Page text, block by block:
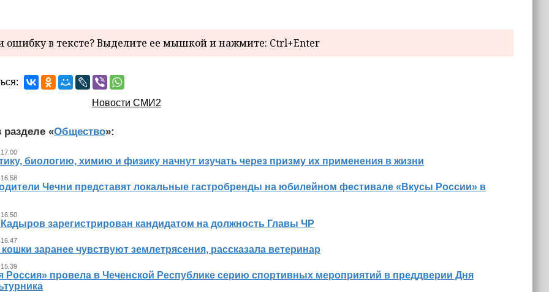
в тексте? Выделите ее мышкой и нажмите: Ctrl+Enter
Новости СМИ2
разделе «Общество»:
биологию, химию и физику начнут изучать через призму их применения в жизни
Чечни представят локальные гастробренды на юбилейном фестивале «Вкусы России» в
зарегистрирован кандидатом на должность Главы ЧР
заранее чувствуют землетрясения, рассказала ветеринар
Россия» провела в Чеченской Республике серию спортивных мероприятий в преддверии Дня